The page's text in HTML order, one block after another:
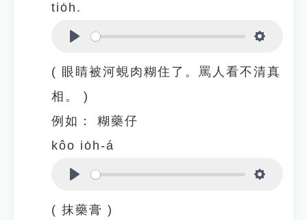
tio̍h.
( 眼睛被河蜆肉糊住了。罵人看不清真
相。 )
例如：
糊藥仔
kôo io̍h-á
( 抹藥膏 )